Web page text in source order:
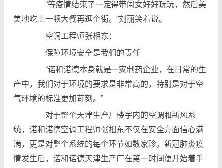
“等疫情结束了一定得带闺女好好玩玩，然后美
美地吃上一顿大餐再逛个街。”刘丽笑着说。
空调工程师张相东：
保障环境安全是我们的责任
“诺和诺德本身就是一家制药企业，在日常的生
产中，我们对于环境的要求是非常高的，特别是对于空
气环境的标准更加苛刻。”
对于整个天津生产厂楼宇内的空调和新风系
统，诺和诺德空调工程师张相东不仅在安全方面信心满
满，更是对整个系统的每个环节如数家珍。新冠肺炎疫
情发生后，诺和诺德天津生产厂在第一时间便开始着手